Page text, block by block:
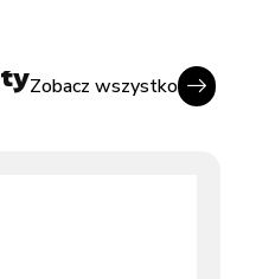
Zobacz wszystko